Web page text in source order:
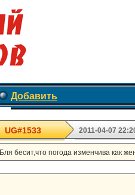
Добавить
UG#1533 2011-04-07
Бля бесит,что погода изменчива как